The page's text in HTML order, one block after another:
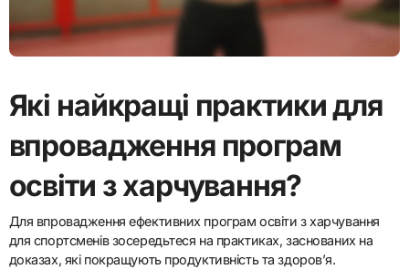
Які найкращі практики для
впровадження програм
освіти з харчування?
Для впровадження ефективних програм освіти з харчування
для спортсменів зосередьтеся на практиках, заснованих на
доказах, які покращують продуктивність та здоров’я.